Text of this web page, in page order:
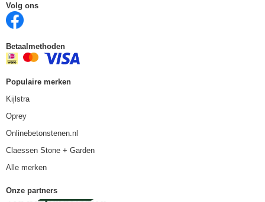
Volg ons
Betaalmethoden
Populaire merken
Kijlstra
Oprey
Onlinebetonstenen.nl
Claessen Stone + Garden
Alle merken
Onze partners